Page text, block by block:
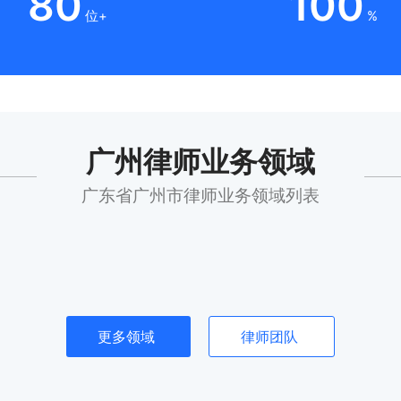
位+ %
广州律师业务领域
广东省广州市律师业务领域列表
更多领域 律师团队